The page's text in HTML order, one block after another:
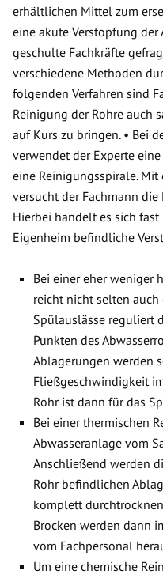
erhältlichen Mittel zum
eine akute Verstopfung der
geschulte Fachkräfte
verschiedene Methoden
folgenden Verfahren sind
Reinigung der Rohre auch
auf Kurs zu bringen. • Bei
verwendet der Experte
eine Reinigungsspirale.
versucht der Fachmann
Hierbei handelt es sich
Eigenheim befindliche
Bei einer eher weniger
reicht nicht selten
Spülauslässe reguliert
Punkten des
Ablagerungen werden
Fließgeschwindigkeit
Rohr ist dann für das
Bei einer thermischen
Abwasseranlage vom
Anschließend werden
Rohr befindlichen
komplett
Brocken werden dann
vom Fachpersonal
Um eine chemische